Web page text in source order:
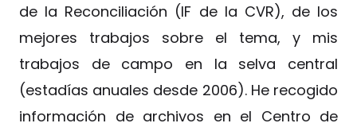
de la Reconciliación (IF de la CVR), de los
mejores trabajos sobre el tema, y mis
trabajos de campo en la selva central
(estadías anuales desde 2006). He recogido
información de archivos en el Centro de